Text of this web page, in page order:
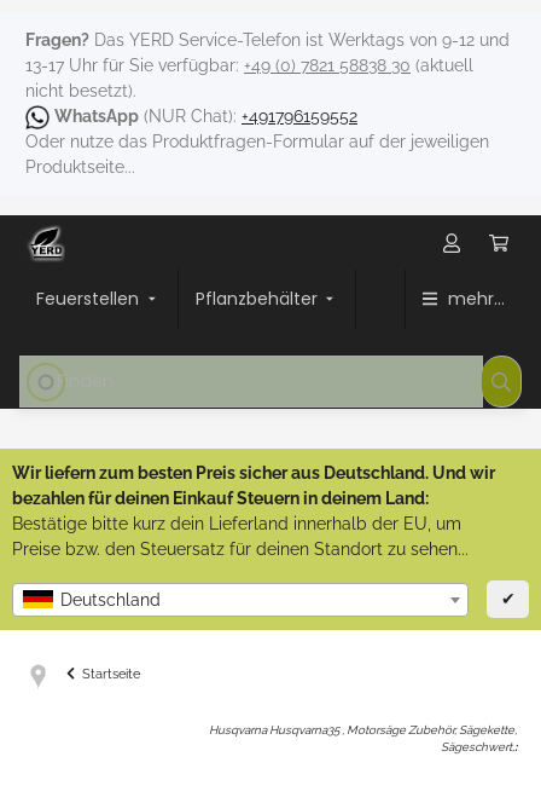
Fragen? Das YERD Service-Telefon ist Werktags von 9-12 und
13-17 Uhr für Sie verfügbar: +49 (0) 7821 58838 30 (aktuell
nicht besetzt).
WhatsApp (NUR Chat): +491796159552
Oder nutze das Produktfragen-Formular auf der jeweiligen
Produktseite...
Feuerstellen Pflanzbehälter mehr...
Wir liefern zum besten Preis sicher aus Deutschland. Und wir
bezahlen für deinen Einkauf Steuern in deinem Land:
Bestätige bitte kurz dein Lieferland innerhalb der EU, um
Preise bzw. den Steuersatz für deinen Standort zu sehen...
Deutschland ✔
Startseite
Husqvarna Husqvarna35 , Motorsäge Zubehör, Sägekette,
Sägeschwert,: